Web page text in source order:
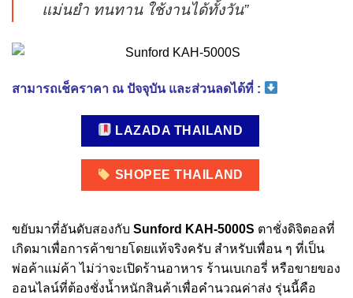
แม่นยำ ทนทาน ใช้งานได้ทั้งวัน”
สามารถเช็คราคา ณ ปัจจุบัน และส่วนลดได้ที่ :
LAZADA THAILAND
SHOPEE THAILAND
ขยับมาที่อันดับสองกับ Sunford KAH-5000S ตาชั่งดิจิตอลที่
เกิดมาเพื่อการค้าขายโดยแท้จริงครับ สำหรับเพื่อน ๆ ที่เป็น
พ่อค้าแม่ค้า ไม่ว่าจะเปิดร้านอาหาร ร้านเบเกอรี่ หรือขายของ
ออนไลน์ที่ต้องชั่งน้ำหนักสินค้าเพื่อคำนวณค่าส่ง รุ่นนี้คือ